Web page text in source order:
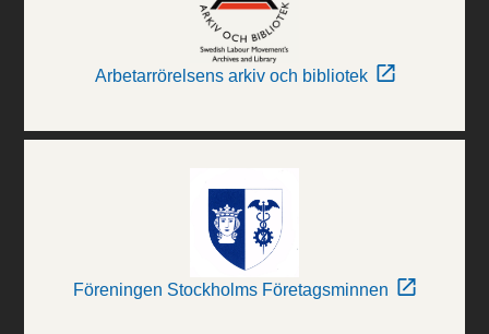
Arbetarrörelsens arkiv och bibliotek
Föreningen Stockholms Företagsminnen